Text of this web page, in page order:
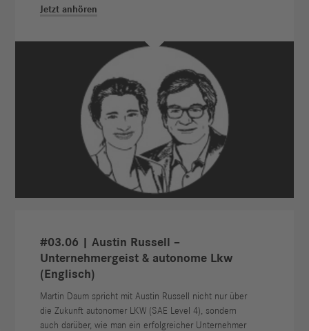
Jetzt anhören
#03.06 | Austin Russell –
Unternehmergeist & autonome Lkw
(Englisch)
Martin Daum spricht mit Austin Russell nicht nur über
die Zukunft autonomer LKW (SAE Level 4), sondern
auch darüber, wie man ein erfolgreicher Unternehmer